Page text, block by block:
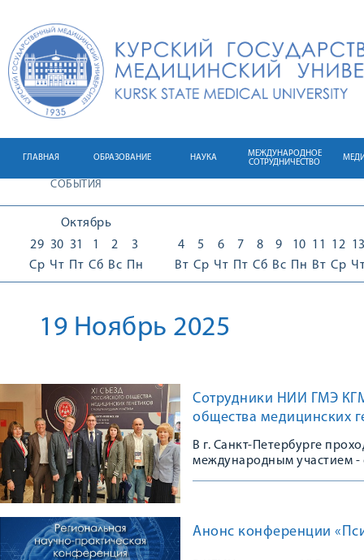
ГЛАВНАЯ ОБРАЗОВАНИЕ НАУКА
МЕЖДУНАРОДНОЕ
СОТРУДНИЧЕСТВО
СОБЫТИЯ
Октябрь
29
Ср
30
Чт
31
Пт
1
Сб
2
Вс
3
Пн
4
Вт
5
Ср
6
Чт
7
Пт
8
Сб
9
Вс
10
Пн
11
Вт
12
Ср
19 Ноябрь 2025
Сотрудники НИИ ГМЭ
общества медицинских
В г. Санкт-Петербурге
международным участием -
Анонс конференции